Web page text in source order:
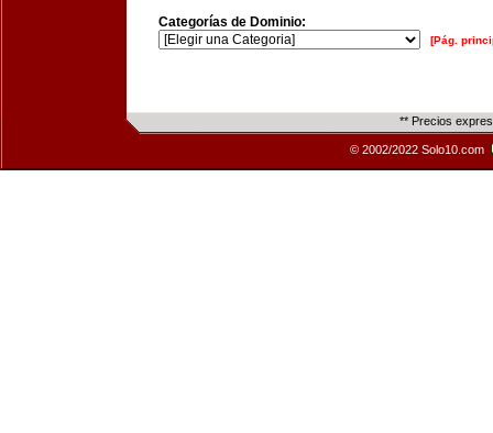
Categorías de Dominio:
[Pág.
** Precios
© 2002/2022 Solo10.com